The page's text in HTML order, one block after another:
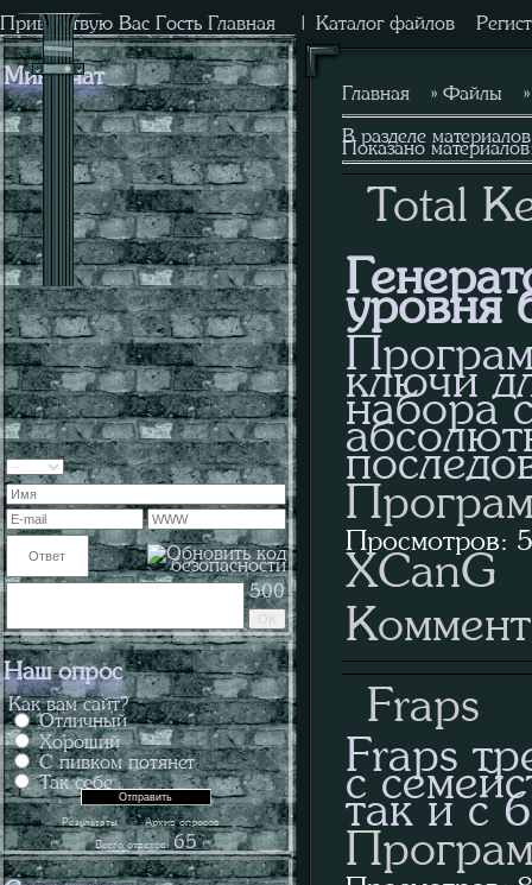
Приветствую Вас Гость Главная Каталог файлов
Мини-чат
500
Наш опрос
Как вам сайт?
Отличный
Хороший
С пивком потянет
Так себе
Результаты ·Архив опросов
Всего ответов: 65
Главная » Файлы
В разделе
Показано
Total
уровня
ключи
набора
Просмотров:
XCanG
Fraps
Fraps
с
так и с